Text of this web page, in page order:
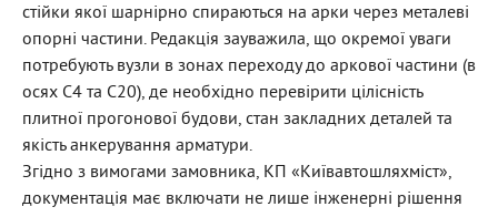
стійки якої шарнірно спираються на арки через металеві
опорні частини. Редакція зауважила, що окремої уваги
потребують вузли в зонах переходу до аркової частини (в
осях С4 та С20), де необхідно перевірити цілісність
плитної прогонової будови, стан закладних деталей та
якість анкерування арматури.
Згідно з вимогами замовника, КП «Київавтошляхміст»,
документація має включати не лише інженерні рішення